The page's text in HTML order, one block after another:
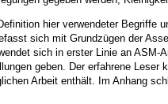
hier verwendeter Begriffe
sich mit Grundzügen der
sich in erster Linie an ASM-
geben. Der erfahrene
Arbeit enthält. Im Anhang